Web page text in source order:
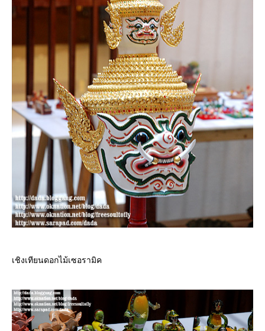
เชิงเทียนดอกไม้เซอรามิค